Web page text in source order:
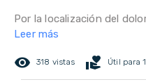
Por la localización del
Leer más
remove_red_eye 318 vistas volunteer_activism Útil para